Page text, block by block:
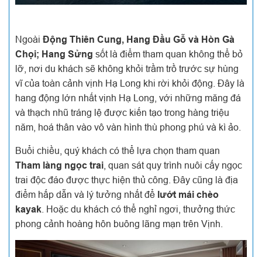
Ngoài Động Thiên Cung, Hang Đầu Gỗ và Hòn Gà
Chọi; Hang Sửng sốt là điểm tham quan không thể bỏ
lỡ, nơi du khách sẽ không khỏi trầm trồ trước sự hùng
vĩ của toàn cảnh vịnh Hạ Long khi rời khỏi động. Đây là
hang động lớn nhất vịnh Hạ Long, với những măng đá
và thạch nhũ tráng lệ được kiến tạo trong hàng triệu
năm, hoá thân vào vô vàn hình thù phong phú và kì ảo.
Buổi chiều, quý khách có thể lựa chọn tham quan
Tham làng ngọc trai , quan sát quy trình nuôi cấy ngọc
trai độc đáo được thực hiện thủ công. Đây cũng là địa
điểm hấp dẫn và lý tưởng nhất để lướt mái chèo
kayak . Hoặc du khách có thể nghỉ ngơi, thưởng thức
phong cảnh hoàng hôn buông lãng mạn trên Vịnh.